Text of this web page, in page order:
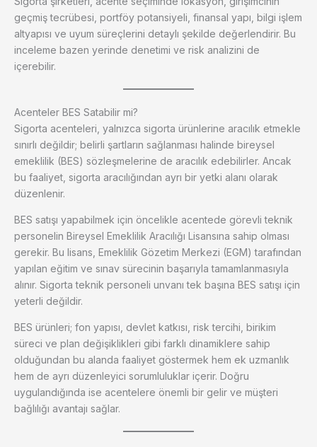
geçmiş tecrübesi, portföy potansiyeli, finansal yapı, bilgi işlem
altyapısı ve uyum süreçlerini detaylı şekilde değerlendirir. Bu
inceleme bazen yerinde denetimi ve risk analizini de
içerebilir.
Acenteler BES Satabilir mi?
Sigorta acenteleri, yalnızca sigorta ürünlerine aracılık etmekle
sınırlı değildir; belirli şartların sağlanması halinde bireysel
emeklilik (BES) sözleşmelerine de aracılık edebilirler. Ancak
bu faaliyet, sigorta aracılığından ayrı bir yetki alanı olarak
düzenlenir.
BES satışı yapabilmek için öncelikle acentede görevli teknik
personelin Bireysel Emeklilik Aracılığı Lisansına sahip olması
gerekir. Bu lisans, Emeklilik Gözetim Merkezi (EGM) tarafından
yapılan eğitim ve sınav sürecinin başarıyla tamamlanmasıyla
alınır. Sigorta teknik personeli unvanı tek başına BES satışı için
yeterli değildir.
BES ürünleri; fon yapısı, devlet katkısı, risk tercihi, birikim
süreci ve plan değişiklikleri gibi farklı dinamiklere sahip
olduğundan bu alanda faaliyet göstermek hem ek uzmanlık
hem de ayrı düzenleyici sorumluluklar içerir. Doğru
uygulandığında ise acentelere önemli bir gelir ve müşteri
bağlılığı avantajı sağlar.